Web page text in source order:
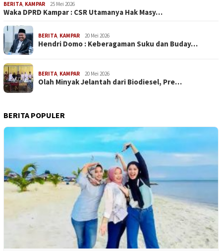
BERITA, KAMPAR 25 Mei 2026
Waka DPRD Kampar : CSR Utamanya Hak Masy…
BERITA, KAMPAR 20 Mei 2026
Hendri Domo : Keberagaman Suku dan Buday…
BERITA, KAMPAR 20 Mei 2026
Olah Minyak Jelantah dari Biodiesel, Pre…
BERITA POPULER